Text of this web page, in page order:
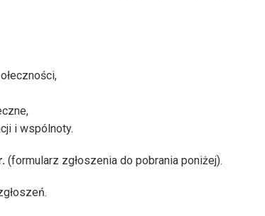
i wspólnoty.
(formularz zgłoszenia do pobrania poniżej).